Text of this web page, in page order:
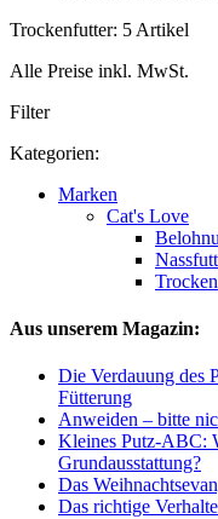
Trockenfutter: 5 Artikel
Alle Preise inkl. MwSt.
Filter
Kategorien:
Marken
Cat's Love
Aus unserem Magazin:
Die Verdauung des
Fütterung
Anweiden – bitte
Kleines Putz-ABC:
Grundausstattung?
Das
Das richtige